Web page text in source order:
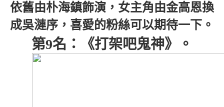
依舊由朴海鎮飾演，女主角由金高恩換
成吳漣序，喜愛的粉絲可以期待一下。
第9名：《打架吧鬼神》。